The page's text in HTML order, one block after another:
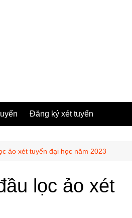
Đăng ký xét tuyển
ảo xét tuyển đại học năm 2023
lọc ảo xét